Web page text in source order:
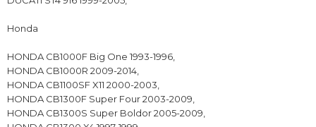
Honda
HONDA CB1000F Big One 1993-1996,
HONDA CB1000R 2009-2014,
HONDA CB1100SF X11 2000-2003,
HONDA CB1300F Super Four 2003-2009,
HONDA CB1300S Super Boldor 2005-2009,